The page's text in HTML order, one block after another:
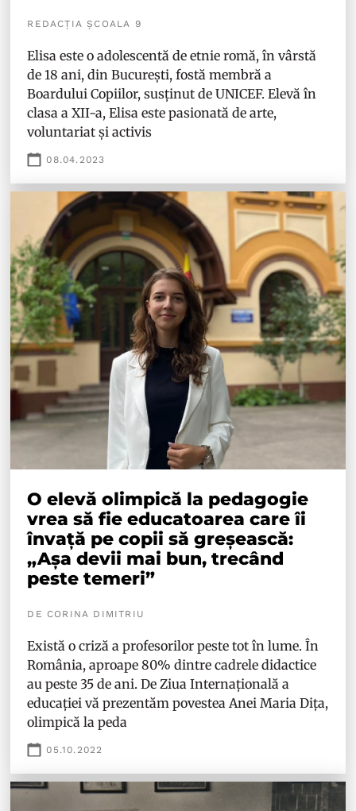
REDACȚIA ȘCOALA 9
Elisa este o adolescentă de etnie romă, în vârstă
de 18 ani, din București, fostă membră a
Boardului Copiilor, susținut de UNICEF. Elevă în
clasa a XII-a, Elisa este pasionată de arte,
voluntariat și activis
08.04.2023
O elevă olimpică la pedagogie
vrea să fie educatoarea care îi
învață pe copii să greșească:
„Așa devii mai bun, trecând
peste temeri”
DE CORINA DIMITRIU
Există o criză a profesorilor peste tot în lume. În
România, aproape 80% dintre cadrele didactice
au peste 35 de ani. De Ziua Internațională a
educației vă prezentăm povestea Anei Maria Dița,
olimpică la peda
05.10.2022